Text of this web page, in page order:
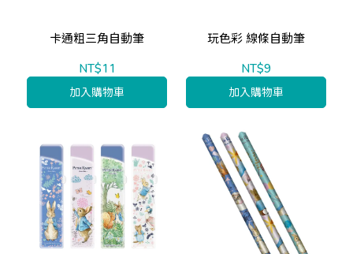
卡通粗三角自動筆
NT$11
加入購物車
玩色彩 線條自動筆
NT$9
加入購物車